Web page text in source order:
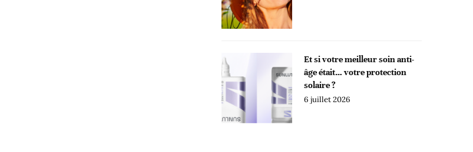
Et si votre meilleur soin anti-
âge était… votre protection
solaire ?
6 juillet 2026